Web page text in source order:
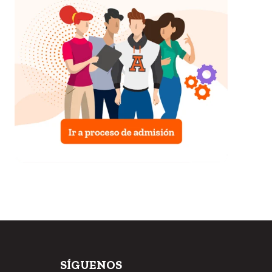
SÍGUENOS